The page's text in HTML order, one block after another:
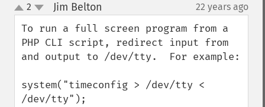
up
down
2 Jim Belton 22 years ago
To run a full screen program from a
PHP CLI script, redirect input from
and output to /dev/tty.  For example:
system("timeconfig > /dev/tty <
/dev/tty");